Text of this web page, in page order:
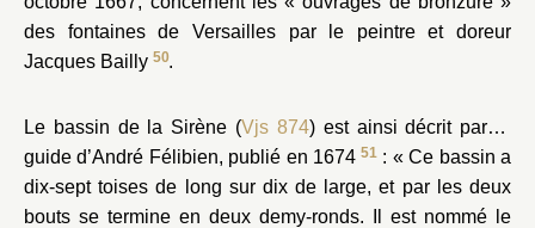
des fontaines de Versailles par le peintre et doreur
Jacques Bailly 50.
Le bassin de la Sirène (Vjs 874) est ainsi décrit par le
guide d’André Félibien, publié en 1674 51: « Ce bassin a
dix-sept toises de long sur dix de large, et par les deux
bouts se termine en deux demy-ronds. Il est nommé le